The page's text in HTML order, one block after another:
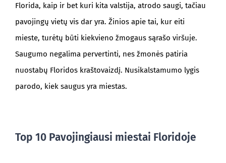
Florida, kaip ir bet kuri kita valstija, atrodo saugi, tačiau
pavojingų vietų vis dar yra. Žinios apie tai, kur eiti
mieste, turėtų būti kiekvieno žmogaus sąrašo viršuje.
Saugumo negalima pervertinti, nes žmonės patiria
nuostabų Floridos kraštovaizdį. Nusikalstamumo lygis
parodo, kiek saugus yra miestas.
Top 10 Pavojingiausi miestai Floridoje